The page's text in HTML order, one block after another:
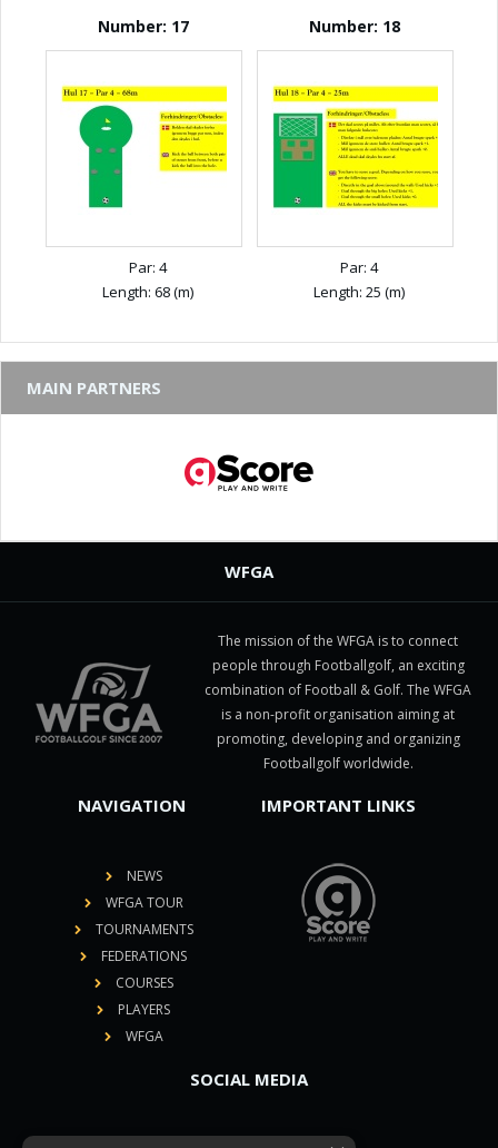
Number: 17
Par: 4
Length: 68 (m)
Number: 18
Par: 4
Length: 25 (m)
MAIN PARTNERS
WFGA
The mission of the WFGA is to connect
people through Footballgolf, an exciting
combination of Football & Golf. The WFGA
is a non-profit organisation aiming at
promoting, developing and organizing
Footballgolf worldwide.
NAVIGATION
NEWS
WFGA TOUR
TOURNAMENTS
FEDERATIONS
COURSES
PLAYERS
WFGA
IMPORTANT LINKS
SOCIAL MEDIA